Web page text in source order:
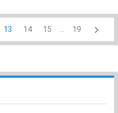
13 14 15 ... 19